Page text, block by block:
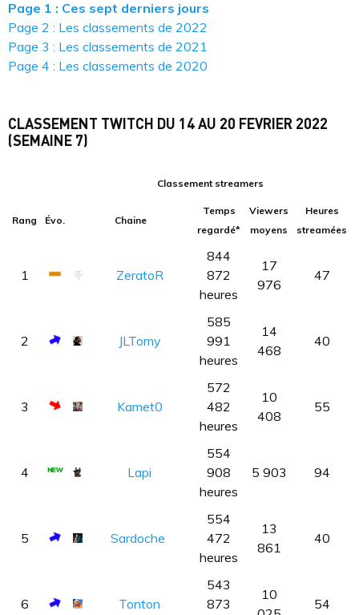
Page 1 : Ces sept derniers jours
Page 2 : Les classements de 2022
Page 3 : Les classements de 2021
Page 4 : Les classements de 2020
CLASSEMENT TWITCH DU 14 AU 20 FEVRIER 2022
(SEMAINE 7)
Classement streamers
Rang Évo. Chaine
Temps
regardé*
Viewers
moyens
Heures
streamées
1 ZeratoR
844
872
heures
17
976
47
2 JLTomy
585
991
heures
14
468
40
3 Kamet0
572
482
heures
10
408
55
4 Lapi
554
908
heures
5 903 94
5 Sardoche
554
472
heures
13
861
40
6 Tonton
543
873
10
54